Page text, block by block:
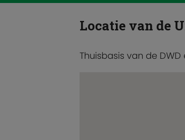
Locatie van de
Thuisbasis van de